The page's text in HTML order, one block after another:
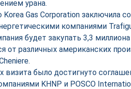
урана.
Korea Gas Corporation заключила
компаниями
будет закупать 3,3
от различных американских
визита было достигнуто
KHNP и POSCO